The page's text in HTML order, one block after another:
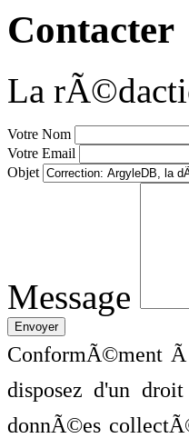
Contacter
La
Votre Nom
Votre Email
Objet
Message
ConformÃ©ment
disposez d'un
donnÃ©es